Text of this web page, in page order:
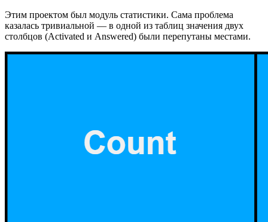
Этим проектом был модуль статистики. Сама проблема
казалась тривиальной — в одной из таблиц значения двух
столбцов (Activated и Answered) были перепутаны местами.